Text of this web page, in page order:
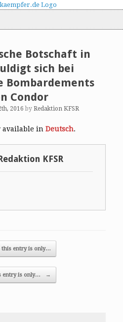
Botschaft in
sich bei
Bombardements
Condor
2016 by Redaktion KFSR
available in Deutsch.
Redaktion KFSR
this entry is only…
entry is only… →